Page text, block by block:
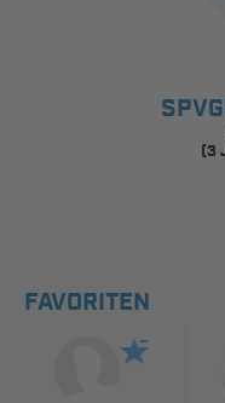
(3
FAVORITEN